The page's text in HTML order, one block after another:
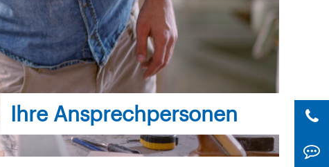
Ihre Ansprechpersonen